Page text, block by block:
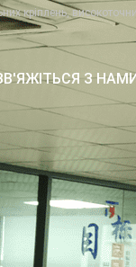
кріплень,
З